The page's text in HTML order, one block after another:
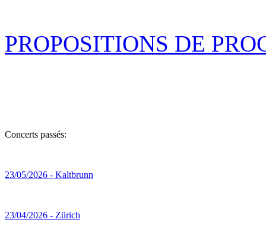
PROPOSITIONS DE
Concerts passés:
23/05/2026 - Kaltbrunn
23/04/2026 - Zürich